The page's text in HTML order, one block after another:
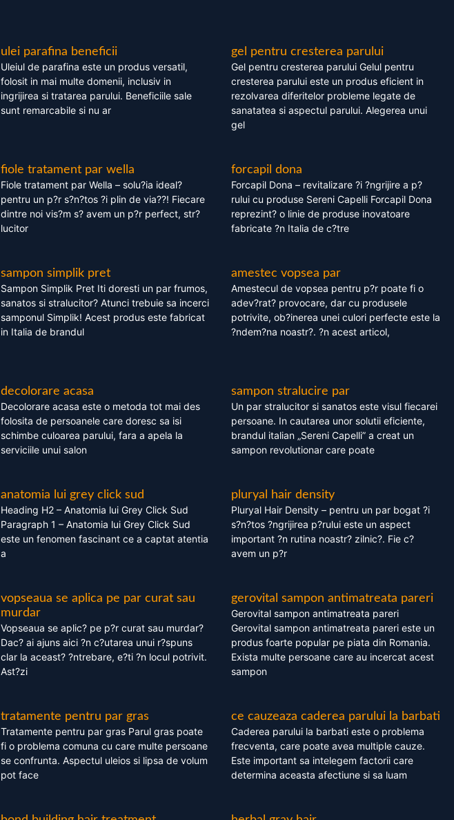
ulei parafina beneficii
Uleiul de parafina este un produs versatil,
folosit in mai multe domenii, inclusiv in
ingrijirea si tratarea parului. Beneficiile sale
sunt remarcabile si nu ar
gel pentru cresterea parului
Gel pentru cresterea parului Gelul pentru
cresterea parului este un produs eficient in
rezolvarea diferitelor probleme legate de
sanatatea si aspectul parului. Alegerea unui
gel
fiole tratament par wella
Fiole tratament par Wella – solu?ia ideal?
pentru un p?r s?n?tos ?i plin de via??! Fiecare
dintre noi vis?m s? avem un p?r perfect, str?
lucitor
forcapil dona
Forcapil Dona – revitalizare ?i ?ngrijire a p?
rului cu produse Sereni Capelli Forcapil Dona
reprezint? o linie de produse inovatoare
fabricate ?n Italia de c?tre
sampon simplik pret
Sampon Simplik Pret Iti doresti un par frumos,
sanatos si stralucitor? Atunci trebuie sa incerci
samponul Simplik! Acest produs este fabricat
in Italia de brandul
amestec vopsea par
Amestecul de vopsea pentru p?r poate fi o
adev?rat? provocare, dar cu produsele
potrivite, ob?inerea unei culori perfecte este la
?ndem?na noastr?. ?n acest articol,
decolorare acasa
Decolorare acasa este o metoda tot mai des
folosita de persoanele care doresc sa isi
schimbe culoarea parului, fara a apela la
serviciile unui salon
sampon stralucire par
Un par stralucitor si sanatos este visul fiecarei
persoane. In cautarea unor solutii eficiente,
brandul italian „Sereni Capelli” a creat un
sampon revolutionar care poate
anatomia lui grey click sud
Heading H2 – Anatomia lui Grey Click Sud
Paragraph 1 – Anatomia lui Grey Click Sud
este un fenomen fascinant ce a captat atentia
a
pluryal hair density
Pluryal Hair Density – pentru un par bogat ?i
s?n?tos ?ngrijirea p?rului este un aspect
important ?n rutina noastr? zilnic?. Fie c?
avem un p?r
vopseaua se aplica pe par curat sau
murdar
Vopseaua se aplic? pe p?r curat sau murdar?
Dac? ai ajuns aici ?n c?utarea unui r?spuns
clar la aceast? ?ntrebare, e?ti ?n locul potrivit.
Ast?zi
gerovital sampon antimatreata pareri
Gerovital sampon antimatreata pareri
Gerovital sampon antimatreata pareri este un
produs foarte popular pe piata din Romania.
Exista multe persoane care au incercat acest
sampon
tratamente pentru par gras
Tratamente pentru par gras Parul gras poate
fi o problema comuna cu care multe persoane
se confrunta. Aspectul uleios si lipsa de volum
pot face
ce cauzeaza caderea parului la barbati
Caderea parului la barbati este o problema
frecventa, care poate avea multiple cauze.
Este important sa intelegem factorii care
determina aceasta afectiune si sa luam